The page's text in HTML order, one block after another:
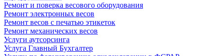
Ремонт и поверка весового оборудования
Ремонт электронных весов
Ремонт весов с печатью этикеток
Ремонт механических весов
Услуги аутсорсинга
Услуга Главный Бухгалтер